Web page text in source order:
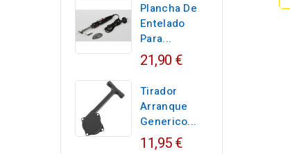
Plancha De
Entelado
Para...
21,90 €
Tirador
Arranque
Generico...
11,95 €